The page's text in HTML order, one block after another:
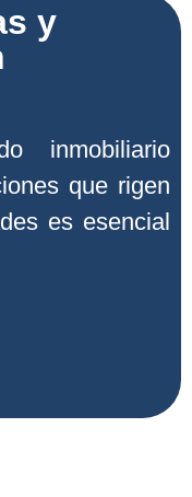
y
inmobiliario
que rigen
es esencial